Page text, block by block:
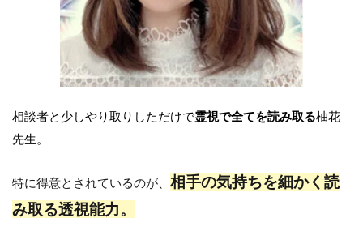
相談者と少しやり取りしただけで霊視で全てを読み取る柚花
先生。
特に得意とされているのが、 相手の気持ちを細かく読
み取る透視能力。